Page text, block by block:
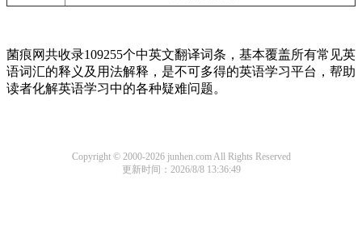
菌痕网共收录109255个中英文翻译词条，基本覆盖所有常见英
语词汇的释义及用法解释，是不可多得的英语学习平台，帮助
读者化解英语学习中的各种疑难问题。
Copyright © 2000-2026 junhen.com All Rights Reserved
更新时间：2026/8/8 13:36:49